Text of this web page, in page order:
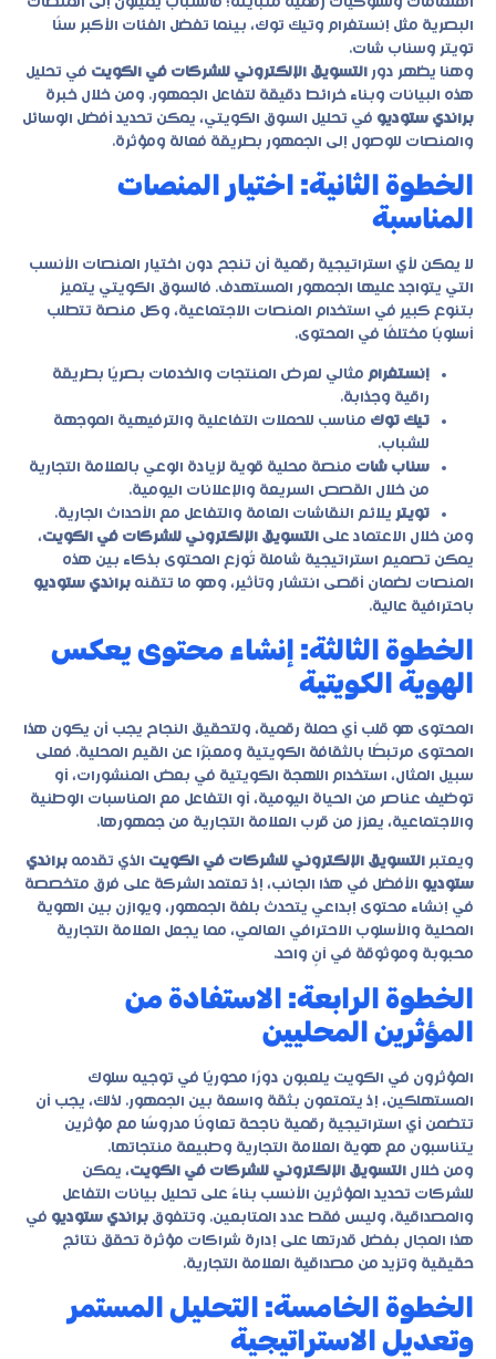
البصرية مثل إنستغرام وتيك توك، بينما تفضل الفئات الأكبر سنًا
تويتر وسناب شات.
وهنا يظهر دور التسويق الإلكتروني للشركات في الكويت في تحليل
هذه البيانات وبناء خرائط دقيقة لتفاعل الجمهور. ومن خلال خبرة
براندي ستوديو في تحليل السوق الكويتي، يمكن تحديد أفضل الوسائل
والمنصات للوصول إلى الجمهور بطريقة فعالة ومؤثرة.
الخطوة الثانية: اختيار المنصات
المناسبة
لا يمكن لأي استراتيجية رقمية أن تنجح دون اختيار المنصات الأنسب
التي يتواجد عليها الجمهور المستهدف. فالسوق الكويتي يتميز
بتنوع كبير في استخدام المنصات الاجتماعية، وكل منصة تتطلب
أسلوبًا مختلفًا في المحتوى.
إنستغرام مثالي لعرض المنتجات والخدمات بصريًا بطريقة
راقية وجذابة.
تيك توك مناسب للحملات التفاعلية والترفيهية الموجهة
للشباب.
سناب شات منصة محلية قوية لزيادة الوعي بالعلامة التجارية
من خلال القصص السريعة والإعلانات اليومية.
تويتر يلائم النقاشات العامة والتفاعل مع الأحداث الجارية.
ومن خلال الاعتماد على التسويق الإلكتروني للشركات في الكويت،
يمكن تصميم استراتيجية شاملة تُوزع المحتوى بذكاء بين هذه
المنصات لضمان أقصى انتشار وتأثير، وهو ما تتقنه براندي ستوديو
باحترافية عالية.
الخطوة الثالثة: إنشاء محتوى يعكس
الهوية الكويتية
المحتوى هو قلب أي حملة رقمية، ولتحقيق النجاح يجب أن يكون هذا
المحتوى مرتبطًا بالثقافة الكويتية ومعبّرًا عن القيم المحلية. فعلى
سبيل المثال، استخدام اللهجة الكويتية في بعض المنشورات، أو
توظيف عناصر من الحياة اليومية، أو التفاعل مع المناسبات الوطنية
والاجتماعية، يعزز من قرب العلامة التجارية من جمهورها.
ويعتبر التسويق الإلكتروني للشركات في الكويت الذي تقدمه براندي
ستوديو الأفضل في هذا الجانب، إذ تعتمد الشركة على فرق متخصصة
في إنشاء محتوى إبداعي يتحدث بلغة الجمهور، ويوازن بين الهوية
المحلية والأسلوب الاحترافي العالمي، مما يجعل العلامة التجارية
محبوبة وموثوقة في آنٍ واحد.
الخطوة الرابعة: الاستفادة من
المؤثرين المحليين
المؤثرون في الكويت يلعبون دورًا محوريًا في توجيه سلوك
المستهلكين، إذ يتمتعون بثقة واسعة بين الجمهور. لذلك، يجب أن
تتضمن أي استراتيجية رقمية ناجحة تعاونًا مدروسًا مع مؤثرين
يتناسبون مع هوية العلامة التجارية وطبيعة منتجاتها.
ومن خلال التسويق الإلكتروني للشركات في الكويت، يمكن
للشركات تحديد المؤثرين الأنسب بناءً على تحليل بيانات التفاعل
والمصداقية، وليس فقط عدد المتابعين. وتتفوق براندي ستوديو في
هذا المجال بفضل قدرتها على إدارة شراكات مؤثرة تحقق نتائج
حقيقية وتزيد من مصداقية العلامة التجارية.
الخطوة الخامسة: التحليل المستمر
وتعديل الاستراتيجية